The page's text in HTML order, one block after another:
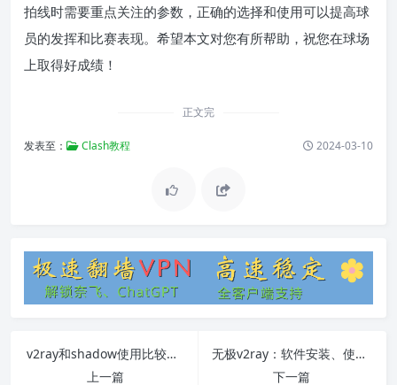
拍线时需要重点关注的参数，正确的选择和使用可以提高球
员的发挥和比赛表现。希望本文对您有所帮助，祝您在球场
上取得好成绩！
正文完
发表至： Clash教程 2024-03-10
v2ray和shadow使用比较与教程
上一篇
无极v2ray：软件安装、使用教程和常见问题解答
下一篇